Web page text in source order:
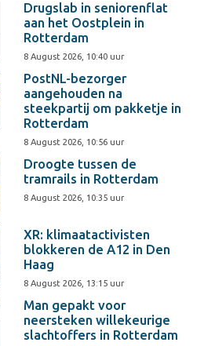
Drugslab in seniorenflat
aan het Oostplein in
Rotterdam
8 August 2026, 10:40 uur
PostNL-bezorger
aangehouden na
steekpartij om pakketje in
Rotterdam
8 August 2026, 10:56 uur
Droogte tussen de
tramrails in Rotterdam
8 August 2026, 10:35 uur
XR: klimaatactivisten
blokkeren de A12 in Den
Haag
8 August 2026, 13:15 uur
Man gepakt voor
neersteken willekeurige
slachtoffers in Rotterdam